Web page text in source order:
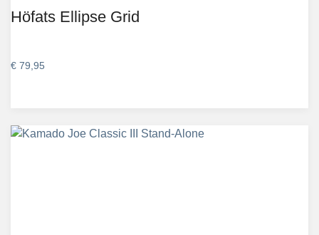
Höfats Ellipse Grid
€ 79,95